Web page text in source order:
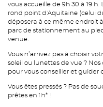
vous accueille de 9h 30 à 19
rond point d'Aquitaine (celui
déposera à ce même endroit
parc de stationnement au
venue.
Vous n’arrivez pas à choisir
soleil ou lunettes de vue ?
pour vous conseiller et guider
Vous êtes pressés ? Pas de
prêtes en 1h* !